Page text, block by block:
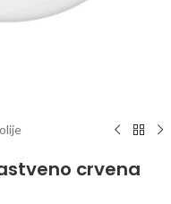
crvena